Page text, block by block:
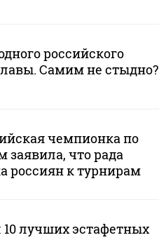
российского
Самим не стыдно?
чемпионка по
заявила, что рада
россиян к турнирам
10 лучших эстафетных